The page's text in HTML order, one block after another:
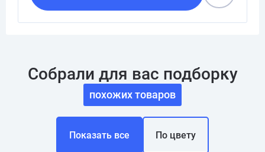
Собрали для вас подборку
похожих товаров
Показать все По цвету